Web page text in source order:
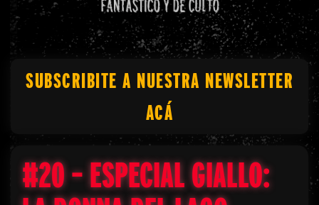
SUBSCRIBITE A NUESTRA NEWSLETTER
ACÁ
#20 – ESPECIAL GIALLO: